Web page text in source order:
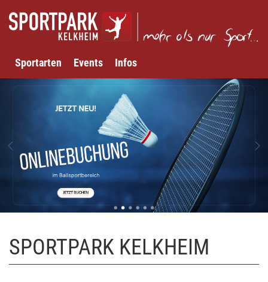
Sportarten Events Infos
SPORTPARK KELKHEIM